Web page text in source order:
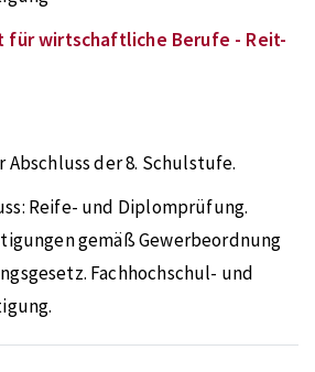
für wirtschaftliche Berufe - Reit-
Abschluss der 8. Schulstufe.
Reife- und Diplomprüfung.
gemäß Gewerbeordnung
Fachhochschul- und